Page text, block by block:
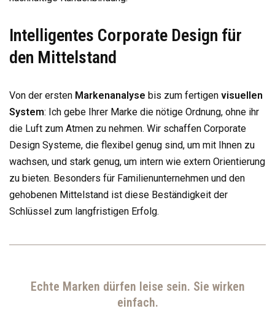
Intelligentes Corporate Design für
den Mittelstand
Von der ersten Markenanalyse bis zum fertigen visuellen
System: Ich gebe Ihrer Marke die nötige Ordnung, ohne ihr
die Luft zum Atmen zu nehmen. Wir schaffen Corporate
Design Systeme, die flexibel genug sind, um mit Ihnen zu
wachsen, und stark genug, um intern wie extern Orientierung
zu bieten. Besonders für Familienunternehmen und den
gehobenen Mittelstand ist diese Beständigkeit der
Schlüssel zum langfristigen Erfolg.
Echte Marken dürfen leise sein. Sie wirken
einfach.